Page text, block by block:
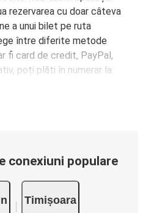
rezervarea cu doar câteva
a unui bilet pe ruta
între diferite metode
fi card de credit, PayPal,
poți plăti în numerar la
conexiuni populare
Timișoara